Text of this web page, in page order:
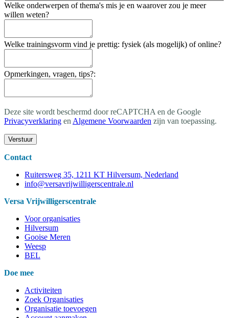
Welke onderwerpen of thema's mis je en waarover zou je meer
willen weten?
Welke trainingsvorm vind je prettig: fysiek (als mogelijk) of online?
Opmerkingen, vragen, tips?:
Deze site wordt beschermd door reCAPTCHA en de Google
Privacyverklaring en Algemene Voorwaarden zijn van toepassing.
Verstuur
Contact
Ruitersweg 35, 1211 KT Hilversum, Nederland
info@versavrijwilligerscentrale.nl
Versa Vrijwilligerscentrale
Voor organisaties
Hilversum
Gooise Meren
Weesp
BEL
Doe mee
Activiteiten
Zoek Organisaties
Organisatie toevoegen